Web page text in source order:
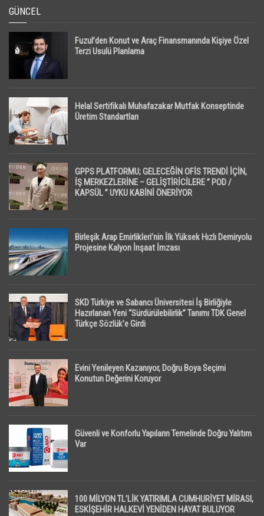
GÜNCEL
Fuzul’den Konut ve Araç Finansmanında Kişiye Özel
Terzi Usulü Planlama
Helal Sertifikalı Muhafazakar Mutfak Konseptinde
Üretim Standartları
GPPS PLATFORMU; GELECEĞİN OFİS TRENDİ İÇİN,
İŞ MERKEZLERİNE – GELİŞTİRİCİLERE ” POD /
KAPSÜL ” UYKU KABİNİ ÖNERİYOR
Birleşik Arap Emirlikleri’nin İlk Yüksek Hızlı Demiryolu
Projesine Kalyon İnşaat İmzası
SKD Türkiye ve Sabancı Üniversitesi İş Birliğiyle
Hazırlanan Yeni “Sürdürülebilirlik” Tanımı TDK Genel
Türkçe Sözlük’e Girdi
Evini Yenileyen Kazanıyor, Doğru Boya Seçimi
Konutun Değerini Koruyor
Güvenli ve Konforlu Yapıların Temelinde Doğru Yalıtım
Var
100 MİLYON TL’LİK YATIRIMLA CUMHURİYET MİRASI,
ESKİŞEHİR HALKEVİ YENİDEN HAYAT BULUYOR